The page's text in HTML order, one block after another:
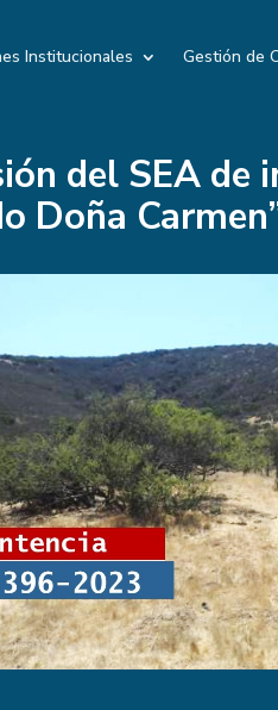
Institucionales Gestión de
del SEA de
Doña